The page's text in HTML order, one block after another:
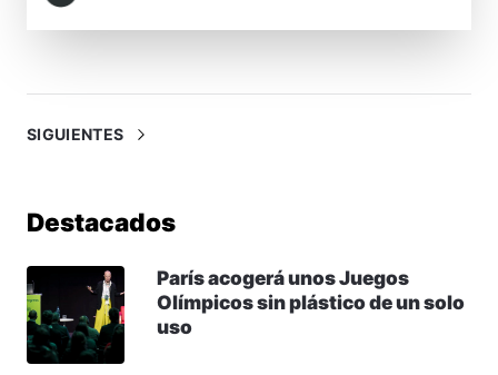
SIGUIENTES
Destacados
París acogerá unos Juegos
Olímpicos sin plástico de un solo
uso